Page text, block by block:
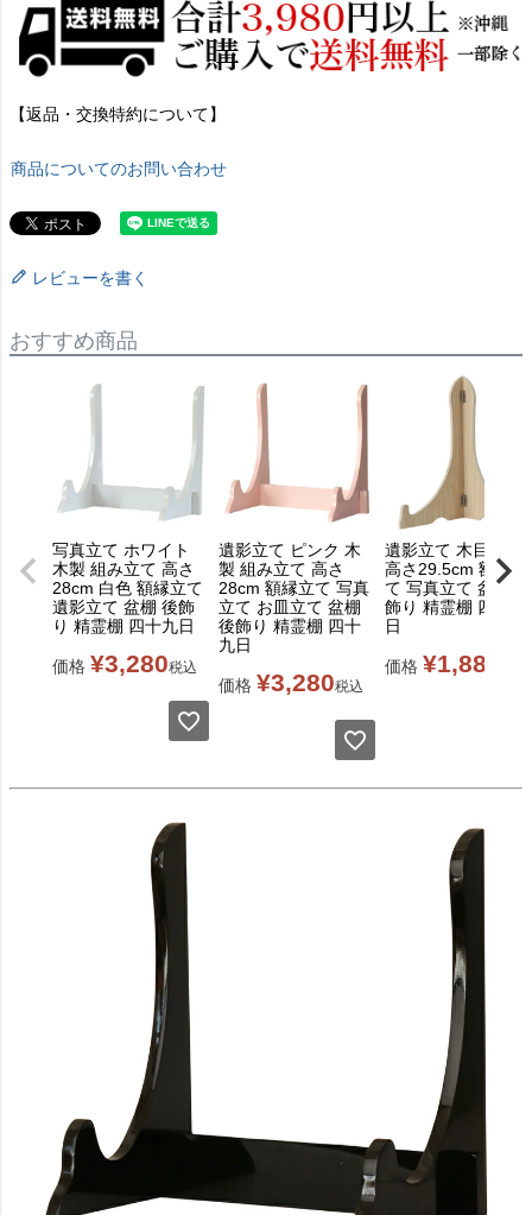
【返品・交換特約について】
商品についてのお問い合わせ
レビューを書く
おすすめ商品
写真立て ホワイト
木製 組み立て 高さ
28cm 白色 額縁立て
遺影立て 盆棚 後飾
り 精霊棚 四十九日
価格 ¥3,280税込
遺影立て ピンク 木
製 組み立て 高さ
28cm 額縁立て 写真
立て お皿立て 盆棚
後飾り 精霊棚 四十
九日
価格 ¥3,280税込
遺影立て 木目 木製
高さ29.5cm 額縁立
て 写真立て 盆棚 後
飾り 精霊棚 四十九
日
価格 ¥1,880